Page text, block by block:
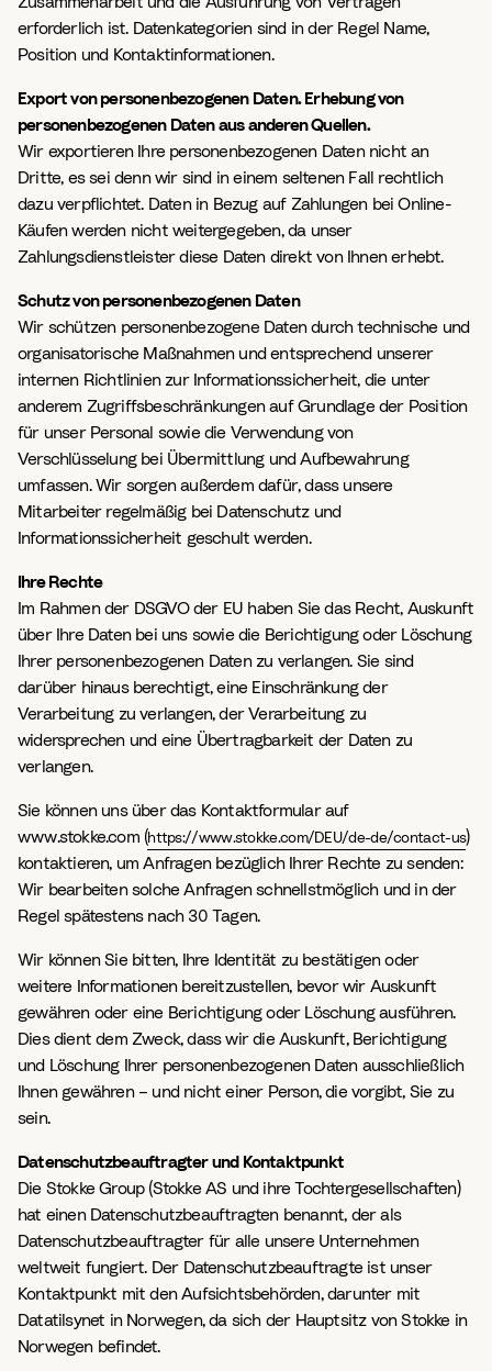
erforderlich ist. Datenkategorien sind in der Regel Name,
Position und Kontaktinformationen.
Export von personenbezogenen Daten. Erhebung von
personenbezogenen Daten aus anderen Quellen.
Wir exportieren Ihre personenbezogenen Daten nicht an
Dritte, es sei denn wir sind in einem seltenen Fall rechtlich
dazu verpflichtet. Daten in Bezug auf Zahlungen bei Online-
Käufen werden nicht weitergegeben, da unser
Zahlungsdienstleister diese Daten direkt von Ihnen erhebt.
Schutz von personenbezogenen Daten
Wir schützen personenbezogene Daten durch technische und
organisatorische Maßnahmen und entsprechend unserer
internen Richtlinien zur Informationssicherheit, die unter
anderem Zugriffsbeschränkungen auf Grundlage der Position
für unser Personal sowie die Verwendung von
Verschlüsselung bei Übermittlung und Aufbewahrung
umfassen. Wir sorgen außerdem dafür, dass unsere
Mitarbeiter regelmäßig bei Datenschutz und
Informationssicherheit geschult werden.
Ihre Rechte
Im Rahmen der DSGVO der EU haben Sie das Recht, Auskunft
über Ihre Daten bei uns sowie die Berichtigung oder Löschung
Ihrer personenbezogenen Daten zu verlangen. Sie sind
darüber hinaus berechtigt, eine Einschränkung der
Verarbeitung zu verlangen, der Verarbeitung zu
widersprechen und eine Übertragbarkeit der Daten zu
verlangen.
Sie können uns über das Kontaktformular auf
www.stokke.com (https://www.stokke.com/DEU/de-de/contact-us)
kontaktieren, um Anfragen bezüglich Ihrer Rechte zu senden:
Wir bearbeiten solche Anfragen schnellstmöglich und in der
Regel spätestens nach 30 Tagen.
Wir können Sie bitten, Ihre Identität zu bestätigen oder
weitere Informationen bereitzustellen, bevor wir Auskunft
gewähren oder eine Berichtigung oder Löschung ausführen.
Dies dient dem Zweck, dass wir die Auskunft, Berichtigung
und Löschung Ihrer personenbezogenen Daten ausschließlich
Ihnen gewähren – und nicht einer Person, die vorgibt, Sie zu
sein.
Datenschutzbeauftragter und Kontaktpunkt
Die Stokke Group (Stokke AS und ihre Tochtergesellschaften)
hat einen Datenschutzbeauftragten benannt, der als
Datenschutzbeauftragter für alle unsere Unternehmen
weltweit fungiert. Der Datenschutzbeauftragte ist unser
Kontaktpunkt mit den Aufsichtsbehörden, darunter mit
Datatilsynet in Norwegen, da sich der Hauptsitz von Stokke in
Norwegen befindet.